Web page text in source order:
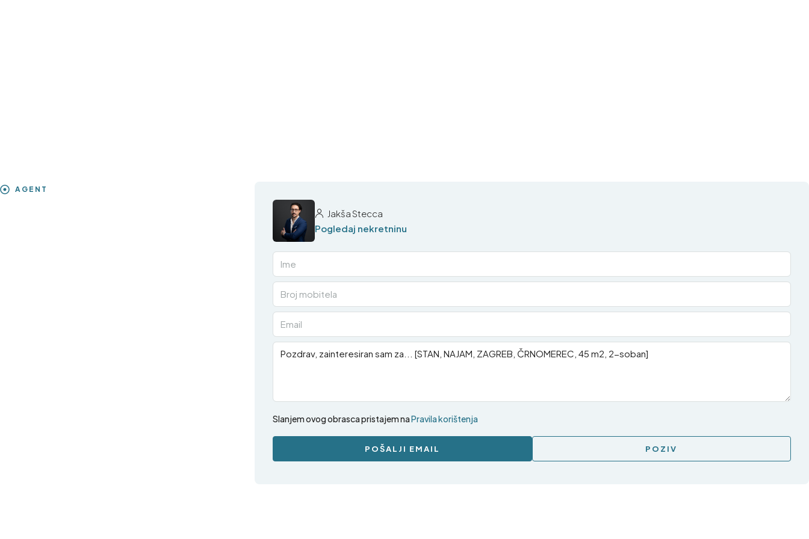
AGENT
Jakša Stecca
Pogledaj nekretninu
Slanjem ovog obrasca pristajem naPravila korištenja
POŠALJI EMAIL POZIV